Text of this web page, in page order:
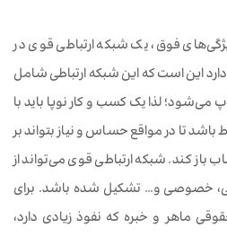
فوق، یک شبکه ارتباطی قوی در
این است که این شبکه ارتباطی شامل
می‌شود؛ لذا یک کسب و کار نوپا باید با
باشد تا در مواقع حساس و نیاز بتواند بر
کند. شبکه ارتباطی قوی می‌تواند از
خصوصی و… تشکیل شده باشد. برای
ماهر و خبره که نفوذ زیادی دارد،